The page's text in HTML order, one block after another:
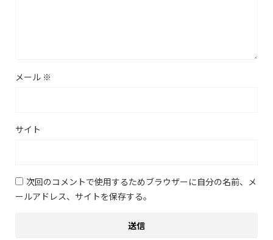
メール ※
サイト
次回のコメントで使用するためブラウザーに自分の名前、メ
ールアドレス、サイトを保存する。